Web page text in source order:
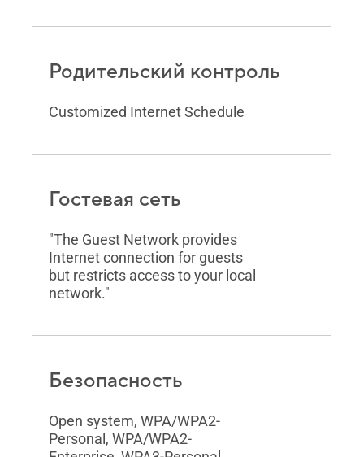
Родительский контроль
Customized Internet Schedule
Гостевая сеть
"The Guest Network provides
Internet connection for guests
but restricts access to your local
network."
Безопасность
Open system, WPA/WPA2-
Personal, WPA/WPA2-